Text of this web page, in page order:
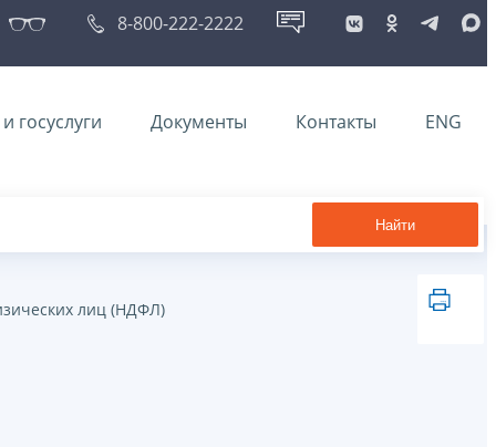
8-800-222-2222
госуслуги Документы Контакты ENG
Найти
лиц (НДФЛ)